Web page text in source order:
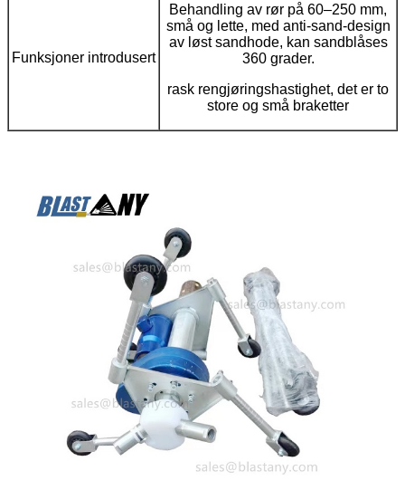
Funksjoner introdusert
Behandling av rør på 60–250 mm,
små og lette, med anti-sand-design
av løst sandhode, kan sandblåses
360 grader.
rask rengjøringshastighet, det er to
store og små braketter